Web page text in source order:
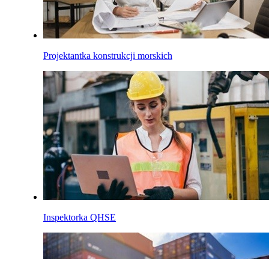
Projektantka konstrukcji morskich
Inspektorka QHSE